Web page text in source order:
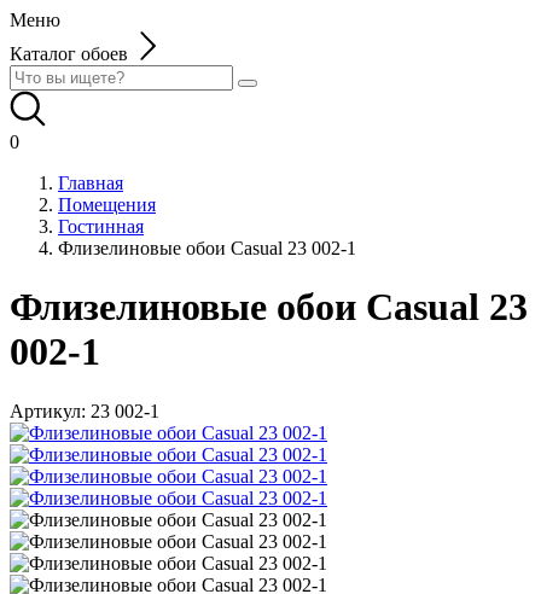
Меню
Каталог обоев
0
Главная
Помещения
Гостинная
Флизелиновые обои Casual 23 002-1
Флизелиновые обои Casual 23
002-1
Артикул: 23 002-1